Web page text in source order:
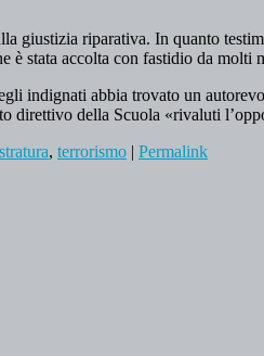
giustizia riparativa. In quanto
è stata accolta con fastidio da molti
indignati abbia trovato un
della Scuola «rivaluti
, terrorismo | Permalink